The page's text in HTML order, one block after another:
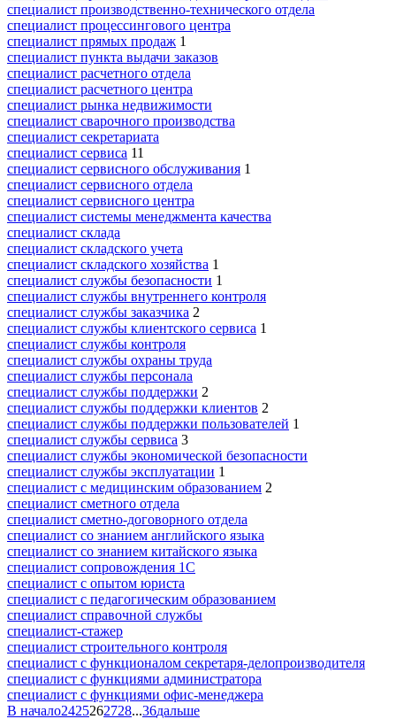
специалист производственно-технического отдела
специалист процессингового центра
специалист прямых продаж 1
специалист пункта выдачи заказов
специалист расчетного отдела
специалист расчетного центра
специалист рынка недвижимости
специалист сварочного производства
специалист секретариата
специалист сервиса 11
специалист сервисного обслуживания 1
специалист сервисного отдела
специалист сервисного центра
специалист системы менеджмента качества
специалист склада
специалист складского учета
специалист складского хозяйства 1
специалист службы безопасности 1
специалист службы внутреннего контроля
специалист службы заказчика 2
специалист службы клиентского сервиса 1
специалист службы контроля
специалист службы охраны труда
специалист службы персонала
специалист службы поддержки 2
специалист службы поддержки клиентов 2
специалист службы поддержки пользователей 1
специалист службы сервиса 3
специалист службы экономической безопасности
специалист службы эксплуатации 1
специалист с медицинским образованием 2
специалист сметного отдела
специалист сметно-договорного отдела
специалист со знанием английского языка
специалист со знанием китайского языка
специалист сопровождения 1С
специалист с опытом юриста
специалист с педагогическим образованием
специалист справочной службы
специалист-стажер
специалист строительного контроля
специалист с функционалом секретаря-делопроизводителя
специалист с функциями администратора
специалист с функциями офис-менеджера
В начало2425262728...36дальше